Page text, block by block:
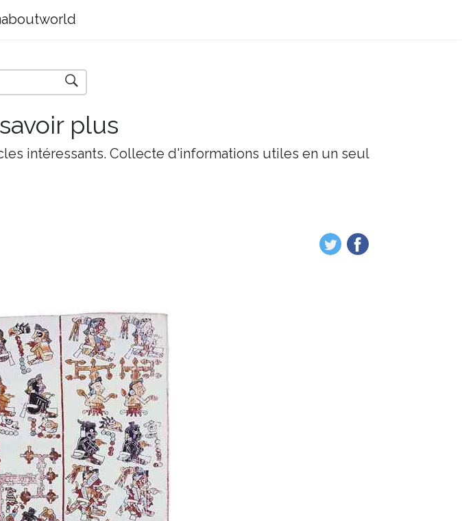
plus
intéressants. Collecte d'informations utiles en un seul